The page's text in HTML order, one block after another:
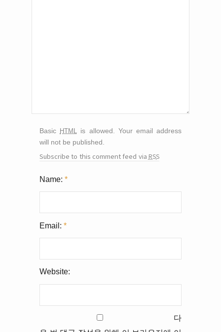
Basic html
is allowed. Your email address
will not be published.
Subscribe to this comment feed via rss
Name: *
Email: *
Website:
다